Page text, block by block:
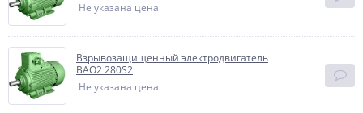
Не указана цена
Взрывозащищенный электродвигатель
BAO2 280S2
Не указана цена